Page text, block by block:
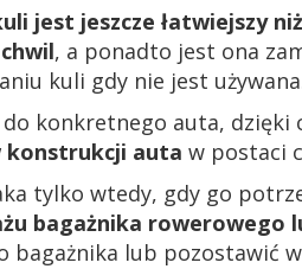
jest jeszcze łatwiejszy
, a ponadto jest ona
kuli gdy nie jest
konkretnego auta, dzięki
konstrukcji auta w postaci
tylko wtedy, gdy go
bagażnika rowerowego
bagażnika lub pozostawić